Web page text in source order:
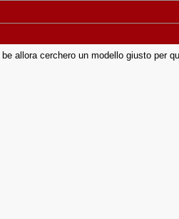
be allora cerchero un modello giusto per